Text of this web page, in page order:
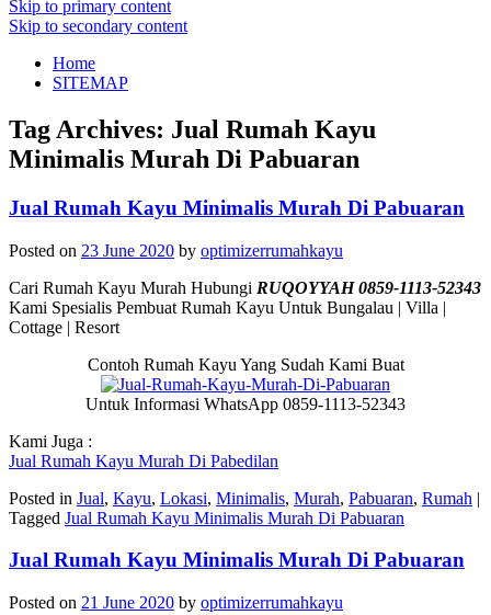
Skip to primary content
Skip to secondary content
Home
SITEMAP
Tag Archives: Jual Rumah Kayu
Minimalis Murah Di Pabuaran
Jual Rumah Kayu Minimalis Murah Di Pabuaran
Posted on 23 June 2020 by optimizerrumahkayu
Cari Rumah Kayu Murah Hubungi RUQOYYAH 0859-1113-52343
Kami Spesialis Pembuat Rumah Kayu Untuk Bungalau | Villa |
Cottage | Resort
Contoh Rumah Kayu Yang Sudah Kami Buat
Untuk Informasi WhatsApp 0859-1113-52343
Kami Juga :
Jual Rumah Kayu Murah Di Pabedilan
Posted in Jual, Kayu, Lokasi, Minimalis, Murah, Pabuaran, Rumah |
Tagged Jual Rumah Kayu Minimalis Murah Di Pabuaran
Jual Rumah Kayu Minimalis Murah Di Pabuaran
Posted on 21 June 2020 by optimizerrumahkayu